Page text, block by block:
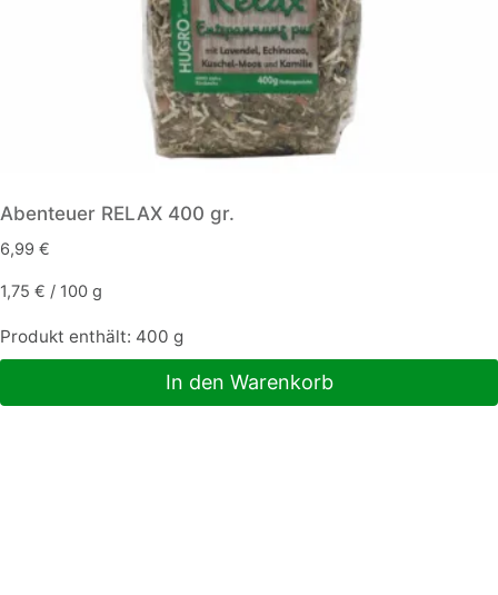
Abenteuer RELAX 400 gr.
6,99 €
1,75 € / 100 g
Produkt enthält: 400 g
In den Warenkorb